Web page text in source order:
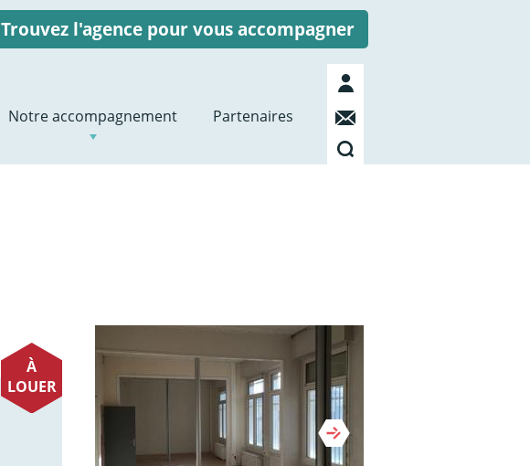
Trouvez l'agence pour vous accompagner
Notre accompagnement Partenaires
Mon
compte
Contact
Recherche
À
LOUER